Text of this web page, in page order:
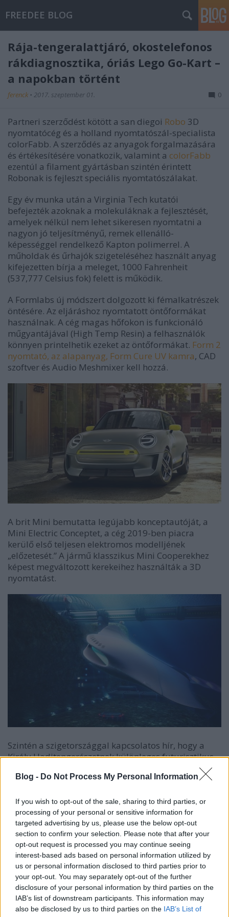
Blog - Do Not Process My Personal Information
If you wish to opt-out of the sale, sharing to third parties, or
processing of your personal or sensitive information for
targeted advertising by us, please use the below opt-out
section to confirm your selection. Please note that after your
opt-out request is processed you may continue seeing
interest-based ads based on personal information utilized by
us or personal information disclosed to third parties prior to
your opt-out. You may separately opt-out of the further
disclosure of your personal information by third parties on the
IAB’s list of downstream participants. This information may
also be disclosed by us to third parties on the IAB’s List of
FREEDEE BLOG
Rája-tengeralattjáró, okostelefonos
rákdiagnosztika, óriás Lego Go-Kart –
a napokban történt
ferenck • 2017. szeptember 01. 0
Partneri szerződést kötött a san diegoi Robo 3D
nyomtatócég és a holland nyomtatószál-specialista
colorFabb. A szerződés az anyagok forgalmazására
és értékesítésére vonatkozik, valamint a colorFabb
ezentúl a filament gyártásban szintén érintett
Robonak is fejleszt speciális nyomtatószálakat.
Egy év munka után a Virginia Tech kutatói
befejezték azoknak a molekuláknak a fejlesztését,
amelyek nélkül nem lehet sikeresen nyomtatni a
nagyon jó teljesítményű, remek ellenálló-
képességgel rendelkező Kapton polimerrel. A
műholdak és űrhajók szigeteléséhez használt anyag
kifejezetten bírja a meleget, 1000 Fahrenheit
(537,777 Celsius fok) felett is működik.
A Formlabs új módszert dolgozott ki fémalkatrészek
öntésére. Az eljáráshoz nyomtatott öntőformákat
használnak. A cég magas hőfokon is funkcionáló
műgyantájával (High Temp Resin) a felhasználók
könnyen printelhetik ezeket az öntőformákat. Form 2
nyomtató, az alapanyag, Form Cure UV kamra, CAD
szoftver és Audio Meshmixer kell hozzá.
A brit Mini bemutatta legújabb konceptautóját, a
Mini Electric Conceptet, a cég 2019-ben piacra
kerülő első teljesen elektromos modelljének
„előzetesét.” A jármű klasszikus Mini Cooperekhez
képest megváltozott kerekeihez használták a 3D
nyomtatást.
Szintén a szigetországgal kapcsolatos hír, hogy a
Király Haditengerészetnek különleges futurisztikus
jármű- és fegyverterveket javasoltak mérnökök. A
legeredetibb, egy rájaszerű tengeralattjáró 3D
hal-alakú torpedók.
Közismert, hogy az Emirátusok, különösen Dubai
nagyon komolyan támogatja a 3D nyomtatást, óriási
potenciált lát a technológiában. A napokban a
Siemens egyetértési memorandumot írt alá a Dubai
Utak és Közlekedési Hatósággal, amelynek
értelmében az óriáscég 3D nyomtatással készült
részeket dolgoz ki a helyi közlekedési – metró –
alrendszerekhez.